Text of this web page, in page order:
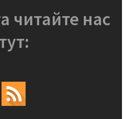
читайте нас